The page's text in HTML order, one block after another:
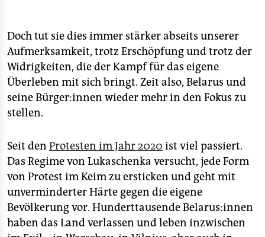
Doch tut sie dies immer stärker abseits unserer
Aufmerksamkeit, trotz Erschöpfung und trotz der
Widrigkeiten, die der Kampf für das eigene
Überleben mit sich bringt. Zeit also, Belarus und
seine Bürger:innen wieder mehr in den Fokus zu
stellen.
Seit den Protesten im Jahr 2020 ist viel passiert.
Das Regime von Lukaschenka versucht, jede Form
von Protest im Keim zu ersticken und geht mit
unverminderter Härte gegen die eigene
Bevölkerung vor. Hunderttausende Belarus:innen
haben das Land verlassen und leben inzwischen